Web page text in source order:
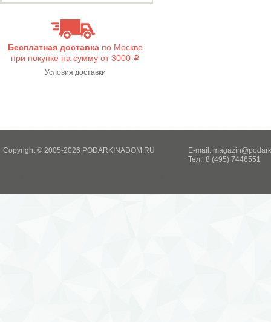
Бесплатная доставкапо Москве
при покупке на сумму от 3000 i
Условия доставки
Copyright © 2005-2026 PODARKINADOM.RU E-mail:
Тел.: 8 (495) 7446551